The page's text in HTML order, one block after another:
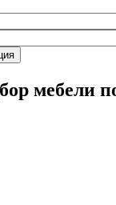
мебели